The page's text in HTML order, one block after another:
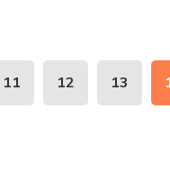
11 12 13